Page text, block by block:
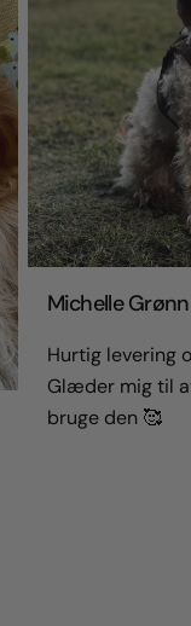
Michelle
Hurtig levering
Glæder mig til
bruge den 🥰